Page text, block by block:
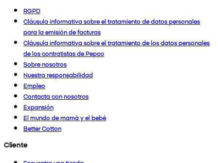
RGPD
Cláusula informativa sobre el tratamiento de datos personales
para la emisión de facturas
Cláusula informativa sobre el tratamiento de los datos personales
de los contratistas de Pepco
Sobre nosotros
Nuestra responsabilidad
Empleo
Contacta con nosotros
Expansión
El mundo de mamá y el bebé
Better Cotton
Cliente